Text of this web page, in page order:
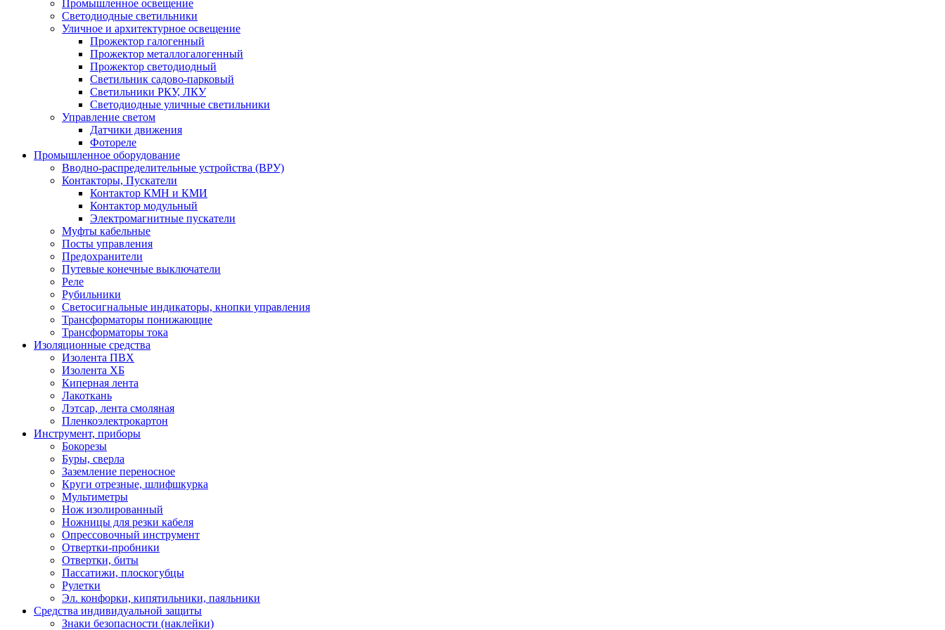
Промышленное освещение
Светодиодные светильники
Уличное и архитектурное освещение
Прожектор галогенный
Прожектор металлогалогенный
Прожектор светодиодный
Светильник садово-парковый
Светильники РКУ, ЛКУ
Светодиодные уличные светильники
Управление светом
Датчики движения
Фотореле
Промышленное оборудование
Вводно-распределительные устройства (ВРУ)
Контакторы, Пускатели
Контактор КМН и КМИ
Контактор модульный
Электромагнитные пускатели
Муфты кабельные
Посты управления
Предохранители
Путевые конечные выключатели
Реле
Рубильники
Светосигнальные индикаторы, кнопки управления
Трансформаторы понижающие
Трансформаторы тока
Изоляционные средства
Изолента ПВХ
Изолента ХБ
Киперная лента
Лакоткань
Лэтсар, лента смоляная
Пленкоэлектрокартон
Инструмент, приборы
Бокорезы
Буры, сверла
Заземление переносное
Круги отрезные, шлифшкурка
Мультиметры
Нож изолированный
Ножницы для резки кабеля
Опрессовочный инструмент
Отвертки-пробники
Отвертки, биты
Пассатижи, плоскогубцы
Рулетки
Эл. конфорки, кипятильники, паяльники
Средства индивидуальной защиты
Знаки безопасности (наклейки)